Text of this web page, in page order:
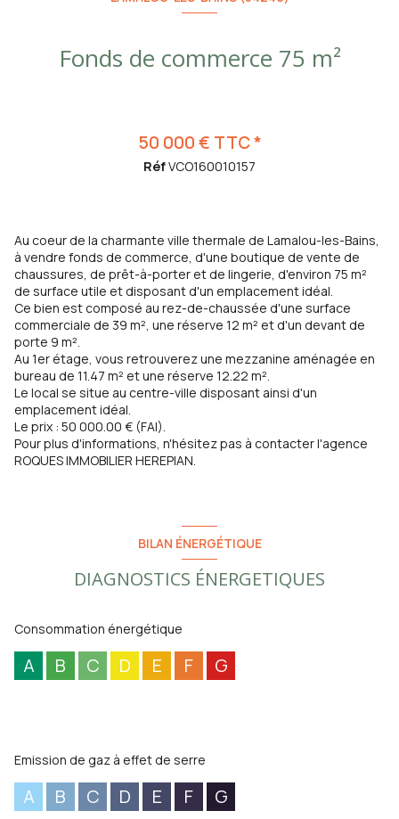
Fonds de commerce 75 m²
50 000 € TTC *
RéfVCO160010157
Au coeur de la charmante ville thermale de Lamalou-les-Bains,
à vendre fonds de commerce, d'une boutique de vente de
chaussures, de prêt-à-porter et de lingerie, d'environ 75 m²
de surface utile et disposant d'un emplacement idéal.
Ce bien est composé au rez-de-chaussée d'une surface
commerciale de 39 m², une réserve 12 m² et d'un devant de
porte 9 m².
Au 1er étage, vous retrouverez une mezzanine aménagée en
bureau de 11.47 m² et une réserve 12.22 m².
Le local se situe au centre-ville disposant ainsi d'un
emplacement idéal.
Le prix : 50 000.00 € (FAI).
Pour plus d'informations, n'hésitez pas à contacter l'agence
ROQUES IMMOBILIER HEREPIAN.
BILAN ÉNERGÉTIQUE
DIAGNOSTICS ÉNERGETIQUES
Consommation énergétique
A B C D E F G
Emission de gaz à effet de serre
A B C D E F G